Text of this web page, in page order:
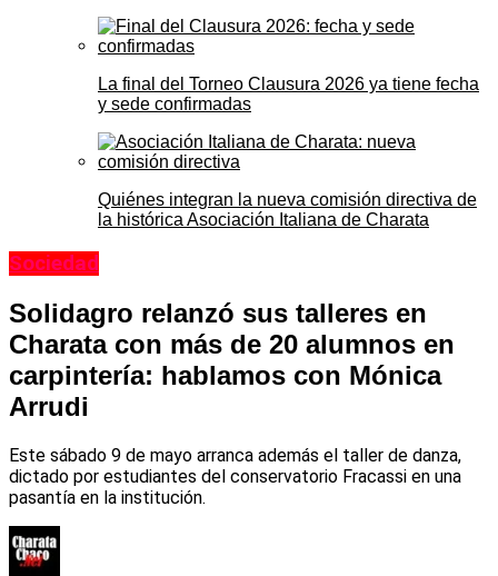
La final del Torneo Clausura 2026 ya tiene fecha
y sede confirmadas
Quiénes integran la nueva comisión directiva de
la histórica Asociación Italiana de Charata
Sociedad
Solidagro relanzó sus talleres en
Charata con más de 20 alumnos en
carpintería: hablamos con Mónica
Arrudi
Este sábado 9 de mayo arranca además el taller de danza,
dictado por estudiantes del conservatorio Fracassi en una
pasantía en la institución.